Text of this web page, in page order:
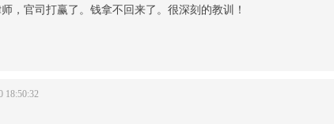
，官司打赢了。钱拿不回来了。很深刻的教训！
18:50:32